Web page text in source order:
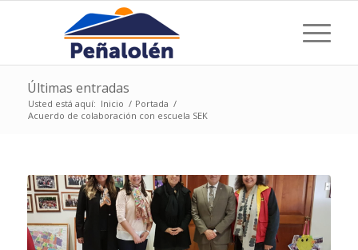
Últimas entradas
Usted está aquí: Inicio / Portada /
Acuerdo de colaboración con escuela SEK